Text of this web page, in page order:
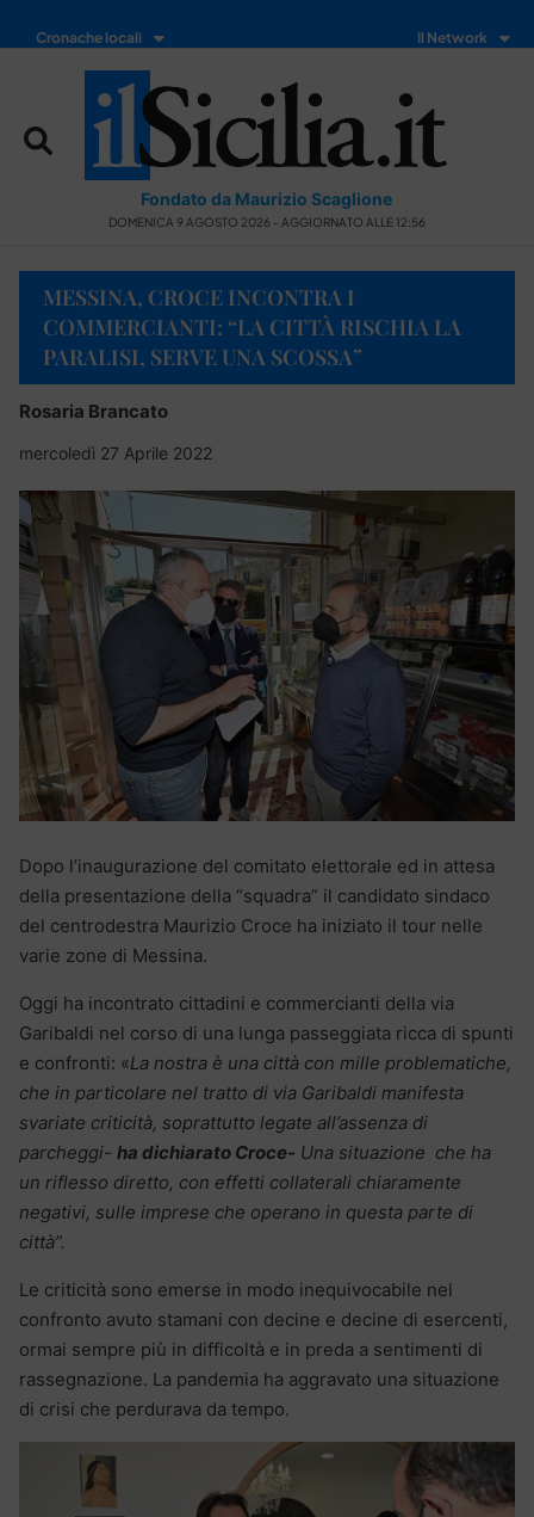
Cronache locali Il Network
Fondato da Maurizio Scaglione
DOMENICA 9 AGOSTO 2026 - AGGIORNATO ALLE 12:56
MESSINA, CROCE INCONTRA I
COMMERCIANTI: “LA CITTÀ RISCHIA LA
PARALISI, SERVE UNA SCOSSA”
Rosaria Brancato
mercoledì 27 Aprile 2022
Dopo l’inaugurazione del comitato elettorale ed in attesa
della presentazione della “squadra” il candidato sindaco
del centrodestra Maurizio Croce ha iniziato il tour nelle
varie zone di Messina.
Oggi ha incontrato cittadini e commercianti della via
Garibaldi nel corso di una lunga passeggiata ricca di spunti
e confronti: «La nostra è una città con mille problematiche,
che in particolare nel tratto di via Garibaldi manifesta
svariate criticità, soprattutto legate all’assenza di
parcheggi- ha dichiarato Croce- Una situazione che ha
un riflesso diretto, con effetti collaterali chiaramente
negativi, sulle imprese che operano in questa parte di
città”.
Le criticità sono emerse in modo inequivocabile nel
confronto avuto stamani con decine e decine di esercenti,
ormai sempre più in difficoltà e in preda a sentimenti di
rassegnazione. La pandemia ha aggravato una situazione
di crisi che perdurava da tempo.